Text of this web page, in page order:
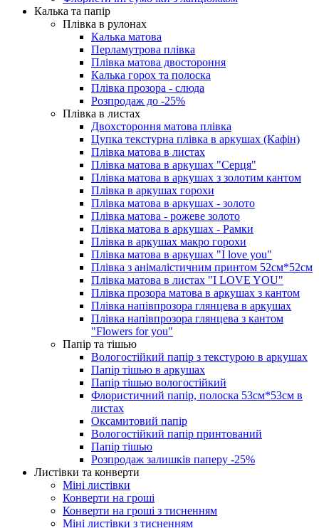
Калька та папір
Плівка в рулонах
Калька матова
Перламутрова плівка
Плівка матова двостороння
Калька горох та полоска
Плівка прозора - слюда
Розпродаж до -25%
Плівка в листах
Двохстороння матова плівка
Цупка текстурна плівка в аркушах (Кафін)
Плівка матова в листах
Плівка матова в аркушах "Серця"
Плівка матова в аркушах з золотим кантом
Плівка в аркушах горохи
Плівка матова в аркушах - золото
Плівка матова - рожеве золото
Плівка матова в аркушах - Рамки
Плівка в аркушах макро горохи
Плівка матова в аркушах "I love you"
Плівка з анімалістичним принтом 52см*52см
Плівка матова в листах "I LOVE YOU"
Плівка прозора матова в аркушах з кантом
Плівка напівпрозора глянцева в аркушах
Плівка напівпрозора глянцева з кантом
"Flowers for you"
Папір та тішью
Вологостійкий папір з текстурою в аркушах
Папір тішью в аркушах
Папір тішью вологостійкий
Флористичний папір, полоска 53см*53см в
листах
Оксамитовий папір
Вологостійкий папір принтований
Папір тішью
Розпродаж залишків паперу -25%
Листівки та конверти
Міні листівки
Конверти на гроші
Конверти на гроші з тисненням
Міні листівки з тисненням